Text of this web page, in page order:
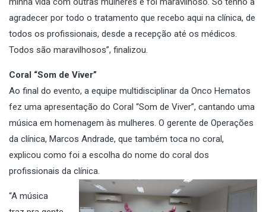
agradecer por todo o tratamento que recebo aqui na clínica, de
todos os profissionais, desde a recepção até os médicos.
Todos são maravilhosos”, finalizou.
Coral “Som de Viver”
Ao final do evento, a equipe multidisciplinar da Onco Hematos
fez uma apresentação do Coral “Som de Viver”, cantando uma
música em homenagem às mulheres. O gerente de Operações
da clínica, Marcos Andrade, que também toca no coral,
explicou como foi a escolha do nome do coral dos
profissionais da clínica.
“A música